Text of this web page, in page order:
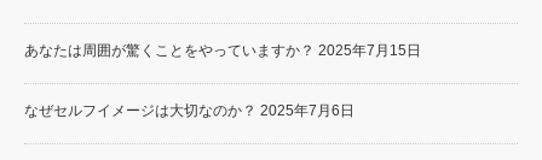
あなたは周囲が驚くことをやっていますか？ 2025年7月15日
なぜセルフイメージは大切なのか？ 2025年7月6日